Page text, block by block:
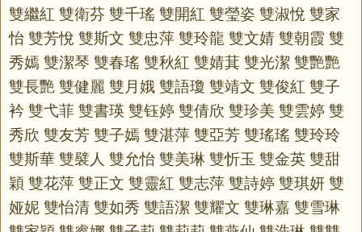
雙繼紅 雙衛芬 雙千瑤 雙開紅 雙瑩姿 雙淑悅 雙家
怡 雙芳悅 雙斯文 雙忠萍 雙玲龍 雙文婧 雙朝霞 雙
秀嫣 雙潔琴 雙春瑤 雙秋紅 雙婧萁 雙光潔 雙艷艷
雙長艷 雙健麗 雙月娥 雙語瓊 雙靖文 雙俊紅 雙子
衿 雙弋菲 雙書瑛 雙钰婷 雙倩欣 雙珍美 雙雲婷 雙
秀欣 雙友芳 雙子嫣 雙湛萍 雙亞芳 雙瑤瑤 雙玲玲
雙斯華 雙襞人 雙允怡 雙美琳 雙忻玉 雙金英 雙甜
穎 雙花萍 雙正文 雙靈紅 雙志萍 雙詩婷 雙琪妍 雙
娅妮 雙怡清 雙如秀 雙語潔 雙耀文 雙琳嘉 雙雪琳